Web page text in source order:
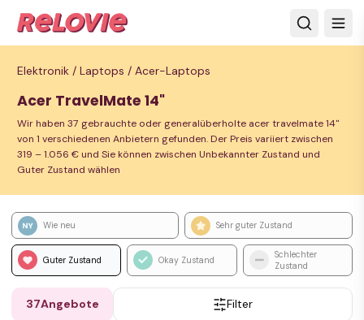
Elektronik / Laptops / Acer-Laptops
Acer TravelMate 14"
Wir haben 37 gebrauchte oder generalüberholte acer travelmate 14"
von 1 verschiedenen Anbietern gefunden. Der Preis variiert zwischen
319 – 1.056 € und Sie können zwischen Unbekannter Zustand und
Guter Zustand wählen
Wie neu Sehr guter Zustand
Guter Zustand Okay Zustand
Schlechter
Zustand
37Angebote Filter